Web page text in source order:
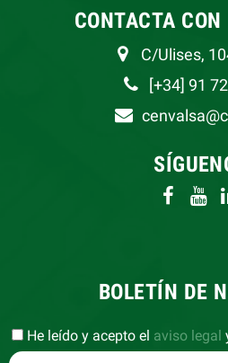
CONTACTA CON
C/Ulises,
[+34] 91
BOLETÍN DE
He leído y acepto el aviso legal